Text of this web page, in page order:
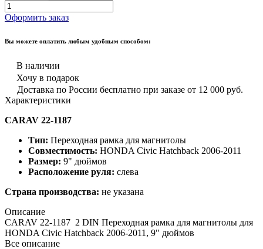
Оформить заказ
Вы можете оплатить любым удобным способом:
В наличии
Хочу в подарок
Доставка по России бесплатно при заказе от 12 000 руб.
Характеристики
CARAV 22-1187
Тип: Переходная рамка для магнитолы
Совместимость: HONDA Civic Hatchback 2006-2011
Размер: 9" дюймов
Расположение руля: слева
Страна производства: не указана
Описание
CARAV 22-1187 2 DIN Переходная рамка для магнитолы для
HONDA Civic Hatchback 2006-2011, 9" дюймов
Все описание